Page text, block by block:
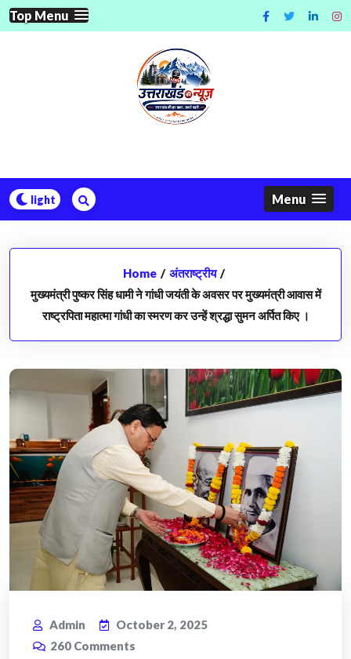
Skip
to
Top Menu
Menu
Home / अंतराष्ट्रीय /
मुख्यमंत्री पुष्कर सिंह धामी ने गांधी जयंती के अवसर पर मुख्यमंत्री आवास में
राष्ट्रपिता महात्मा गांधी का स्मरण कर उन्हें श्रद्धा सुमन अर्पित किए ।
Admin
October 2, 2025
260 Comments